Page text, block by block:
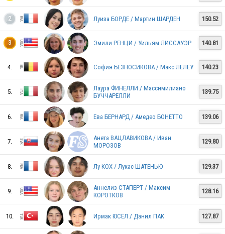
FRA
ROU
ITA
2 Луиза БОРДЕ / Мартин ШАРДЕН 150.52
3 Эмили РЕНЦИ / Уильям ЛИССАУЭР 140.81
4. София БЕЗНОСИКОВА / Макс ЛЕЛЕУ 140.23
5.
Лаура ФИНЕЛЛИ / Массимилиано
БУЧЧАРЕЛЛИ
139.75
6. Ева БЕРНАРД / Амедео БОНЕТТО 139.06
7.
Анета ВАЦЛАВИКОВА / Иван
МОРОЗОВ
129.80
8. Лу КОХ / Лукас ШАТЕНЬЮ 129.37
9.
Аннелиз СТАПЕРТ / Максим
КОРОТКОВ
128.16
10. Ирмак ЮСЕЛ / Данил ПАК 127.87